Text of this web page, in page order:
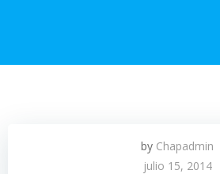
by Chapadmin
julio 15, 2014